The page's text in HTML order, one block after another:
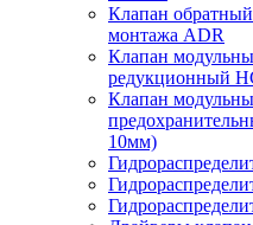
Клапан
монтажа ADR
Клапан
редукционный
Клапан
10мм)